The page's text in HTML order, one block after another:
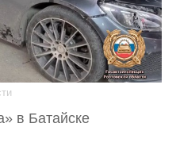
в Батайске